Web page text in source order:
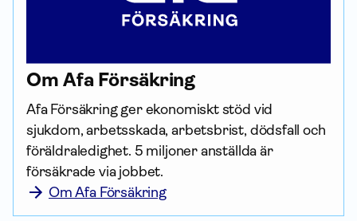
Om Afa För­säkring
Afa För­säkring ger ekonomiskt stöd vid
sjukdom, arbetsskada, arbetsbrist, dödsfall och
föräldraledighet. 5 miljoner anställda är
försäkrade via jobbet.
Om Afa Försäkring